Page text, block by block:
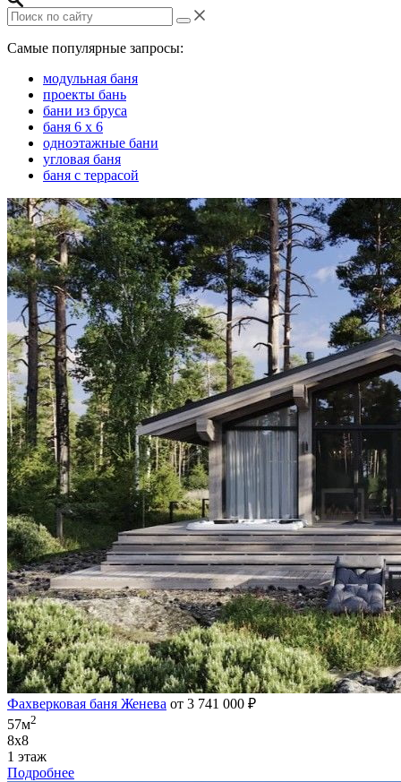
Самые популярные запросы:
модульная баня
проекты бань
бани из бруса
баня 6 х 6
одноэтажные бани
угловая баня
баня с террасой
Фахверковая баня Женева от 3 741 000 ₽
57м2
8х8
1 этаж
Подробнее